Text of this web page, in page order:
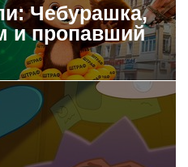
Чебурашка,
и пропавший